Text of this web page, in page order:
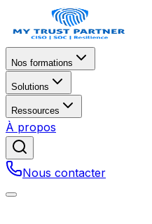
Nos formations
Solutions
Ressources
À propos
Nous contacter